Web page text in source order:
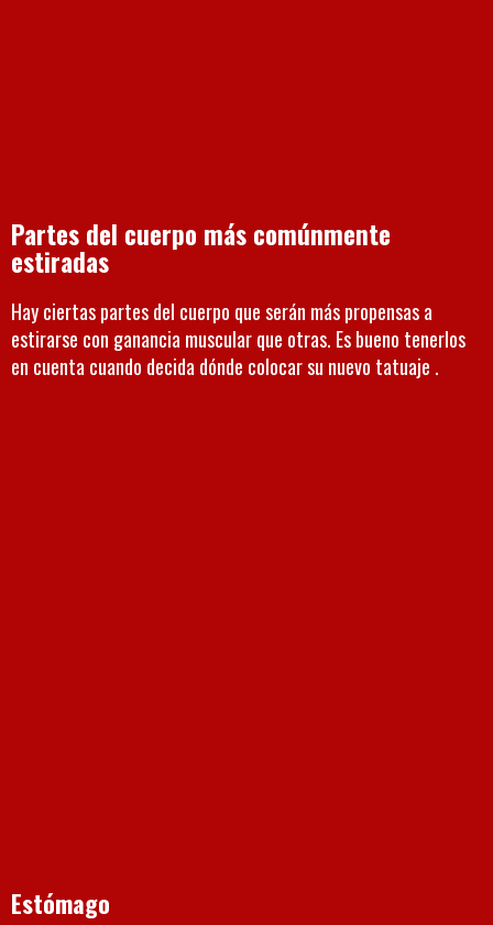
Partes del cuerpo más comúnmente
estiradas
Hay ciertas partes del cuerpo que serán más propensas a
estirarse con ganancia muscular que otras. Es bueno tenerlos
en cuenta cuando decida dónde colocar su nuevo tatuaje .
Estómago